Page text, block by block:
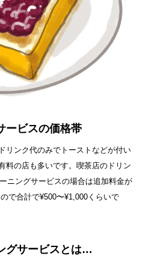
ービスの価格帯
リンク代のみでトーストなどが付い
料の店も多いです。喫茶店のドリン
ニングサービスの場合は追加料金が
で合計で¥500〜¥1,000くらいで
グサービスとは…